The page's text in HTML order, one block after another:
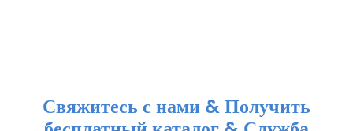
Свяжитесь с нами & Получить